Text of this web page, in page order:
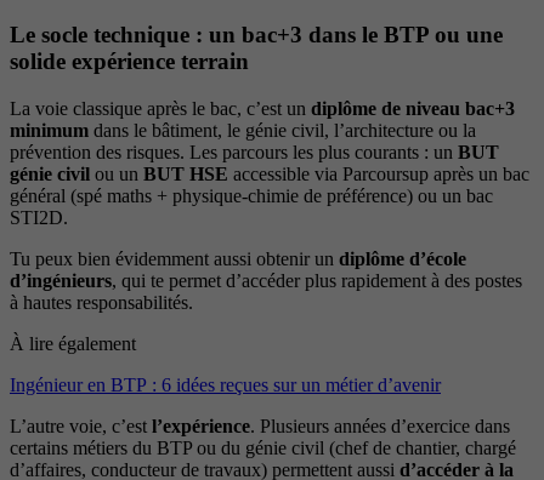
Le socle technique : un bac+3 dans le BTP ou une
solide expérience terrain
La voie classique après le bac, c’est un diplôme de niveau bac+3
minimum dans le bâtiment, le génie civil, l’architecture ou la
prévention des risques. Les parcours les plus courants : un BUT
génie civil ou un BUT HSE accessible via Parcoursup après un bac
général (spé maths + physique-chimie de préférence) ou un bac
STI2D.
Tu peux bien évidemment aussi obtenir un diplôme d’école
d’ingénieurs, qui te permet d’accéder plus rapidement à des postes
à hautes responsabilités.
À lire également
Ingénieur en BTP : 6 idées reçues sur un métier d’avenir
L’autre voie, c’est l’expérience. Plusieurs années d’exercice dans
certains métiers du BTP ou du génie civil (chef de chantier, chargé
d’affaires, conducteur de travaux) permettent aussi d’accéder à la